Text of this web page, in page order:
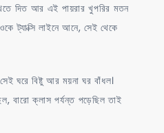
দিত আর এই পায়রার খুপরির মতন
ট্যাক্সি লাইনে আনে, সেই থেকে
ঘরে বিষ্টু আর ময়না ঘর বাঁধল।
বারো ক্লাস পর্যন্ত পড়েছিল তাই